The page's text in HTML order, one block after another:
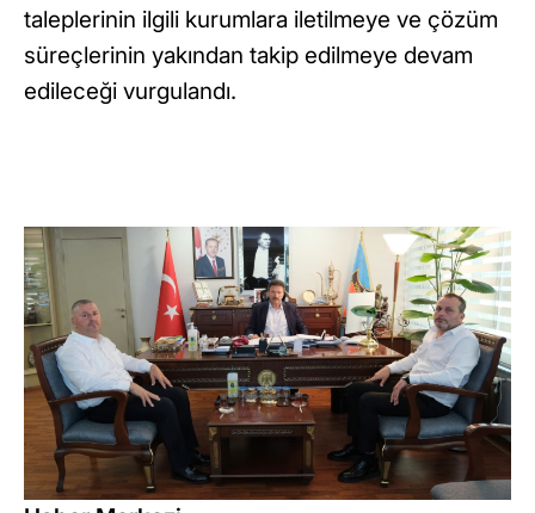
taleplerinin ilgili kurumlara iletilmeye ve çözüm
süreçlerinin yakından takip edilmeye devam
edileceği vurgulandı.